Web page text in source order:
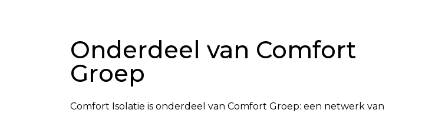
Onderdeel van Comfort
Groep
Comfort Isolatie is onderdeel van Comfort Groep: een netwerk van